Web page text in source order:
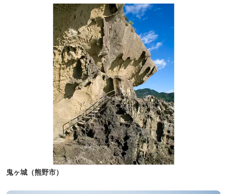
鬼ヶ城（熊野市）